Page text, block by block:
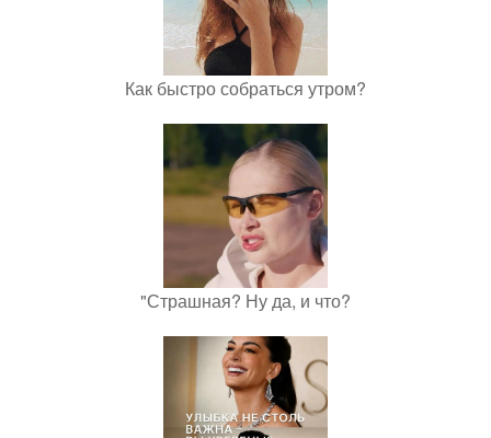
Как быстро собраться утром?
"Страшная? Ну да, и что?